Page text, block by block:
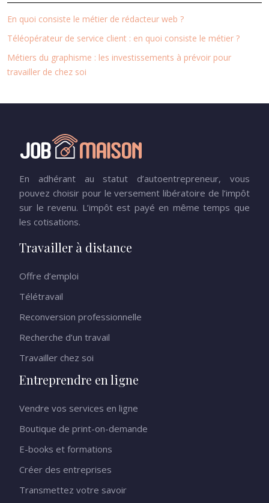
En quoi consiste le métier de rédacteur web ?
Téléopérateur de service client : en quoi consiste le métier ?
Métiers du graphisme : les investissements à prévoir pour
travailler de chez soi
En adhérant au statut d’autoentrepreneur, vous
pouvez choisir pour le versement libératoire de l’impôt
sur le revenu. L’impôt est payé en même temps que
les cotisations.
Travailler à distance
Offre d’emploi
Télétravail
Reconversion professionnelle
Recherche d’un travail
Travailler chez soi
Entreprendre en ligne
Vendre vos services en ligne
Boutique de print-on-demande
E-books et formations
Créer des entreprises
Transmettez votre savoir